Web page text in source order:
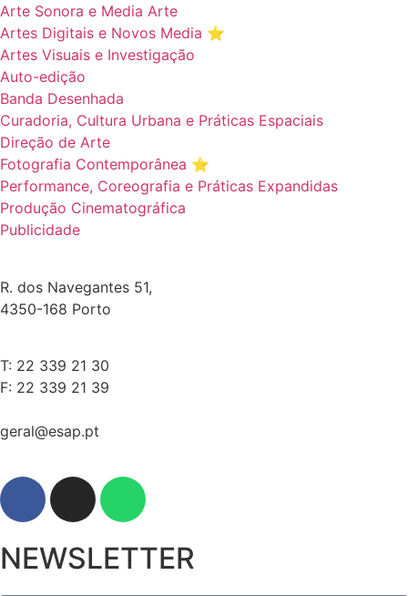
Arte Sonora e Media Arte
Artes Digitais e Novos Media ⭐️
Artes Visuais e Investigação
Auto-edição
Banda Desenhada
Curadoria, Cultura Urbana e Práticas Espaciais
Direção de Arte
Fotografia Contemporânea ⭐️
Performance, Coreografia e Práticas Expandidas
Produção Cinematográfica
Publicidade
R. dos Navegantes 51,
4350-168 Porto
T: 22 339 21 30
F: 22 339 21 39
geral@esap.pt
NEWSLETTER